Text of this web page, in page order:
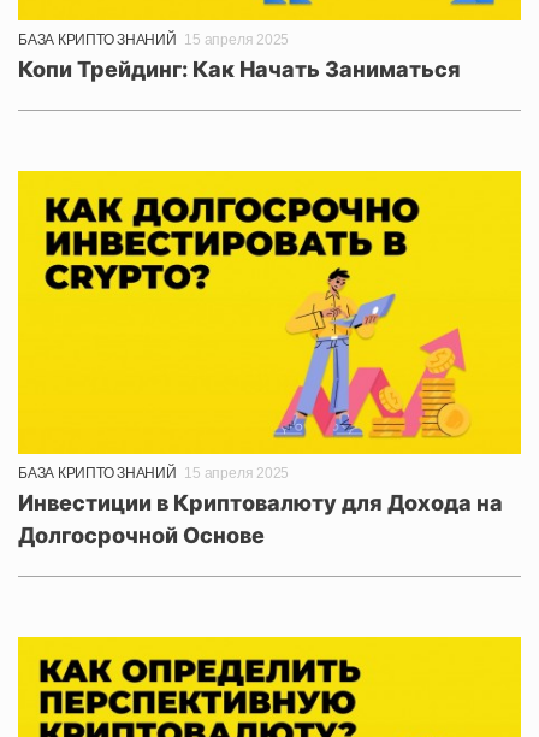
БАЗА КРИПТО ЗНАНИЙ 15 апреля 2025
Копи Трейдинг: Как Начать Заниматься
БАЗА КРИПТО ЗНАНИЙ 15 апреля 2025
Инвестиции в Криптовалюту для Дохода на
Долгосрочной Основе